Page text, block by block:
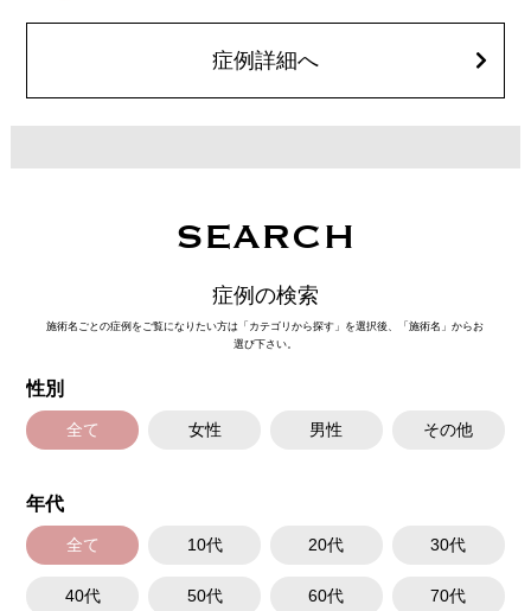
費用：1部位 184,800円(税込)
オプション：笑気麻酔 3,300円(税込)
症例詳細へ
SEARCH
症例の検索
施術名ごとの症例をご覧になりたい方は「カテゴリから探す」を選択後、「施術名」からお
選び下さい。
性別
全て 女性 男性 その他
年代
全て 10代 20代 30代
40代 50代 60代 70代